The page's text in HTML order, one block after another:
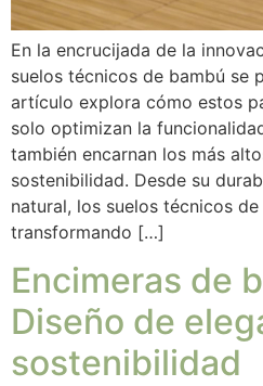
En la encrucijada de la
suelos técnicos de bambú se
artículo explora cómo estos
solo optimizan la
también encarnan los más
sostenibilidad. Desde su
natural, los suelos técnicos
transformando […]
Encimeras de
Diseño de
sostenibilidad